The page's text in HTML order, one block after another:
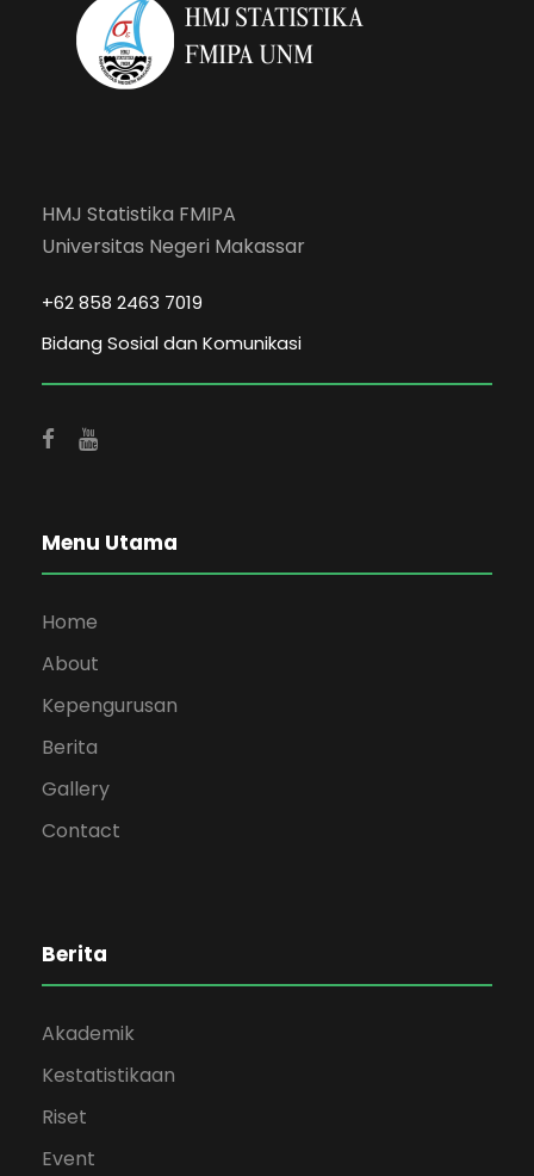
HMJ Statistika FMIPA
Universitas Negeri Makassar
+62 858 2463 7019
Bidang Sosial dan Komunikasi
Menu Utama
Home
About
Kepengurusan
Berita
Gallery
Contact
Berita
Akademik
Kestatistikaan
Riset
Event